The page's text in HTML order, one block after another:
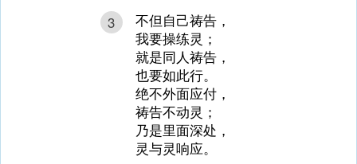
3
不但自己祷告，
我要操练灵；
就是同人祷告，
也要如此行。
绝不外面应付，
祷告不动灵；
乃是里面深处，
灵与灵响应。